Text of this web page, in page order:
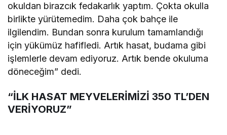
okuldan birazcık fedakarlık yaptım. Çokta okulla
birlikte yürütemedim. Daha çok bahçe ile
ilgilendim. Bundan sonra kurulum tamamlandığı
için yükümüz hafifledi. Artık hasat, budama gibi
işlemlerle devam ediyoruz. Artık bende okuluma
döneceğim” dedi.
“İLK HASAT MEYVELERİMİZİ 350 TL’DEN
VERİYORUZ”